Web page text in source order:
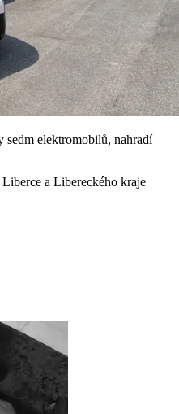
elektromobilů, nahradí
a Libereckého kraje